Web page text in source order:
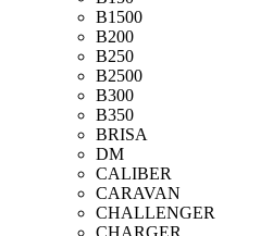
B1500
B200
B250
B2500
B300
B350
BRISA
DM
CALIBER
CARAVAN
CHALLENGER
CHARGER